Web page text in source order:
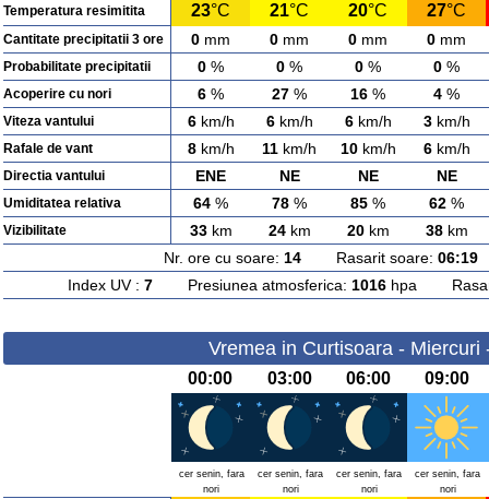
Temperatura resimitita 23°C 21°C 20°C 27°C
Cantitate precipitatii 3 ore 0 mm 0 mm 0 mm 0 mm
Probabilitate precipitatii 0 % 0 % 0 % 0 %
Acoperire cu nori 6 % 27 % 16 % 4 %
Viteza vantului 6km/h 6km/h 6km/h 3km/h
Rafale de vant 8km/h 11 km/h 10km/h 6km/h
Directia vantului ENE NE NE NE
Umiditatea relativa 64 % 78 % 85 % 62 %
Vizibilitate 33km 24km 20km 38km
Nr. ore cu soare: 14Rasarit soare: 06:19
Index UV : 7Presiunea atmosferica: 1016hpa
Vremea in Curtisoara - Miercuri
00:00 03:00 06:00 09:00
cer senin, fara
nori
cer senin, fara
nori
cer senin, fara
nori
cer senin, fara
nori